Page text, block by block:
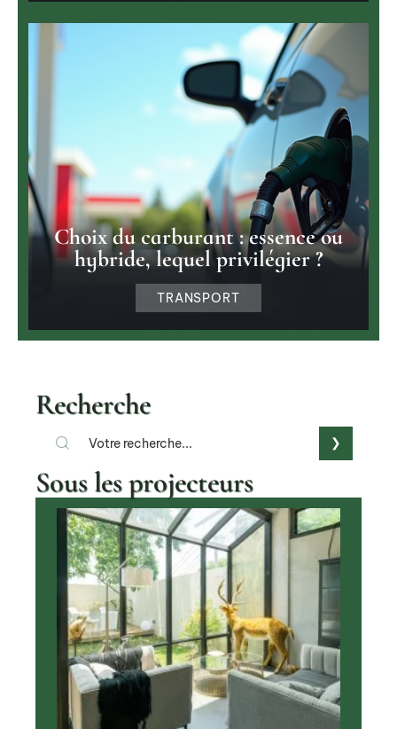
Choix du carburant : essence ou
hybride, lequel privilégier ?
TRANSPORT
Recherche
Sous les projecteurs